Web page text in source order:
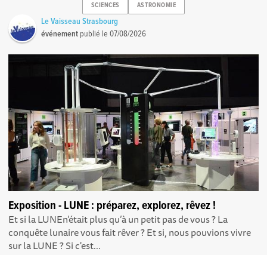
SCIENCES ASTRONOMIE
Le Vaisseau Strasbourg
événement publié le07/08/2026
Exposition - LUNE : préparez, explorez, rêvez !
Et si la LUNEn’était plus qu’à un petit pas de vous ? La
conquête lunaire vous fait rêver ? Et si, nous pouvions vivre
sur la LUNE ? Si c'est...